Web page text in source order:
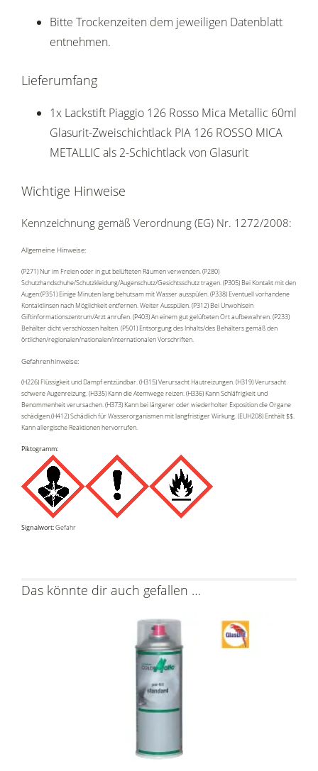
Bitte Trockenzeiten dem jeweiligen Datenblatt
entnehmen.
Lieferumfang
1x Lackstift Piaggio 126 Rosso Mica Metallic 60ml
Glasurit-Zweischichtlack PIA 126 ROSSO MICA
METALLIC als 2-Schichtlack von Glasurit
Wichtige Hinweise
Kennzeichnung gemäß Verordnung (EG) Nr. 1272/2008:
Allgemeine Hinweise:
(P271) Nur im Freien oder in gut belüfteten Räumen verwenden. (P280)
Schutzhandschuhe/Schutzkleidung/Augenschutz/Gesichtsschutz tragen. (P305) Bei Kontakt mit den
Augen:(P351) Einige Minuten lang behutsam mit Wasser ausspülen. (P338) Eventuell vorhandene
Kontaktlinsen nach Möglichkeit entfernen. Weiter Ausspülen. (P312) Bei Unwohlsein
Giftinformationszentrum/Arzt anrufen. (P403) An einem gut gelüfteten Ort aufbewahren. (P233)
Behälter dicht verschlossen halten. (P501) Entsorgung des Inhalts/des Behälters gemäß den
örtlichen/regionalen/nationalen/internationalen Vorschriften.
Gefahrenhinweise:
(H226) Flüssigkeit und Dampf entzündbar. (H315) Verursacht Hautreizungen. (H319) Verursacht
schwere Augenreizung. (H335) Kann die Atemwege reizen. (H336) Kann Schläfrigkeit und
Benommenheit verursachen. (H373) Kann bei längerer oder wiederholter Exposition die Organe
schädigen.(H412) Schädlich für Wasserorganismen mit langfristiger Wirkung. (EUH208) Enthält $$.
Kann allergische Reaktionen hervorrufen.
Piktogramm:
Signalwort:Gefahr
Das könnte dir auch gefallen …